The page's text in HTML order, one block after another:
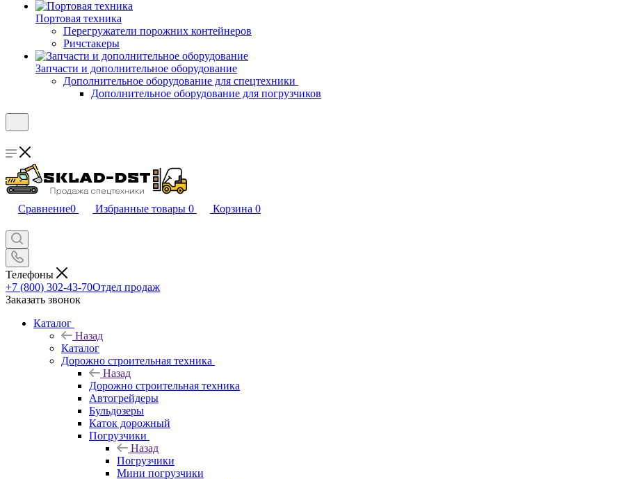
Портовая техника
Перегружатели порожних контейнеров
Ричстакеры
Запчасти и дополнительное оборудование
Дополнительное оборудование для спецтехники
Дополнительное оборудование для погрузчиков
Сравнение0 Избранные товары 0 Корзина 0
Телефоны
+7 (800) 302-43-70Отдел продаж
Заказать звонок
Каталог
Назад
Каталог
Дорожно строительная техника
Назад
Дорожно строительная техника
Автогрейдеры
Бульдозеры
Каток дорожный
Погрузчики
Назад
Погрузчики
Мини погрузчики